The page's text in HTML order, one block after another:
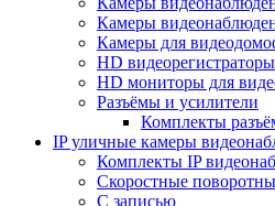
Камеры
Камеры для
HD видеорегистраторы
HD мониторы для
Разъёмы и усилители
Комплекты
IP уличные камеры
Комплекты IP
Скоростные
С записью